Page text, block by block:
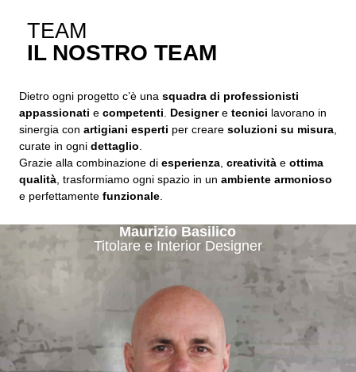
TEAM
IL NOSTRO TEAM
Dietro ogni progetto c’è una squadra di professionisti
appassionati e competenti. Designere tecnici lavorano in
sinergia con artigiani esperti per creare soluzioni su misura,
curate in ogni dettaglio.
Grazie alla combinazione di esperienza, creatività e ottima
qualità, trasformiamo ogni spazio in un ambiente armonioso
e perfettamente funzionale.
Maurizio Basilico
Titolare e Interior Designer